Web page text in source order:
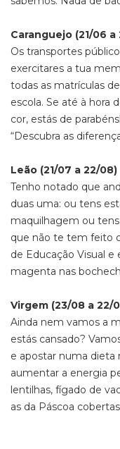
Caranguejo (21/06 a
Os transportes
exercitares a tua
todas as matrículas
escola. Se até à hora
cor, estás de
“Descubra as
Leão (21/07 a 22/08)
Tenho notado que
duas uma: ou tens
maquilhagem ou tens
que não te tem feito
de Educação Visual
magenta nas
Virgem (23/08 a 22/
Ainda nem vamos a
estás cansado?
e apostar numa dieta
aumentar a energia
lentilhas, fígado de
as da Páscoa